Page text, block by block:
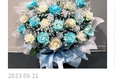
2023.06.21